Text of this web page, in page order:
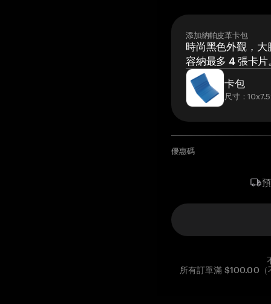
添加納帕皮革卡包
時尚黑色外觀，大
容納最多 4 張卡片
卡包
尺寸：
優惠碼
所有訂單滿 $100.00（